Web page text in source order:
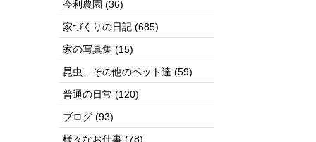
今利農園 (36)
家づくりの日記 (685)
家の写真集 (15)
昆虫、その他のペット達 (59)
普通の日常 (120)
ブログ (93)
様々なお仕事 (78)